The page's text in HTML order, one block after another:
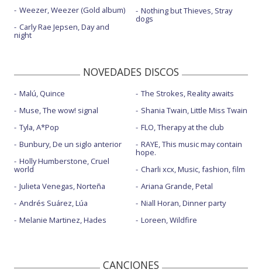
Weezer, Weezer (Gold album)
Carly Rae Jepsen, Day and
night
Nothing but Thieves, Stray
dogs
NOVEDADES DISCOS
Malú, Quince
Muse, The wow! signal
Tyla, A*Pop
Bunbury, De un siglo anterior
Holly Humberstone, Cruel
world
Julieta Venegas, Norteña
Andrés Suárez, Lúa
Melanie Martinez, Hades
The Strokes, Reality awaits
Shania Twain, Little Miss Twain
FLO, Therapy at the club
RAYE, This music may contain
hope.
Charli xcx, Music, fashion, film
Ariana Grande, Petal
Niall Horan, Dinner party
Loreen, Wildfire
CANCIONES